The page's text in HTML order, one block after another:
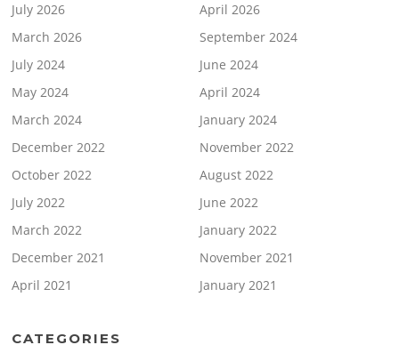
July 2026
April 2026
March 2026
September 2024
July 2024
June 2024
May 2024
April 2024
March 2024
January 2024
December 2022
November 2022
October 2022
August 2022
July 2022
June 2022
March 2022
January 2022
December 2021
November 2021
April 2021
January 2021
CATEGORIES